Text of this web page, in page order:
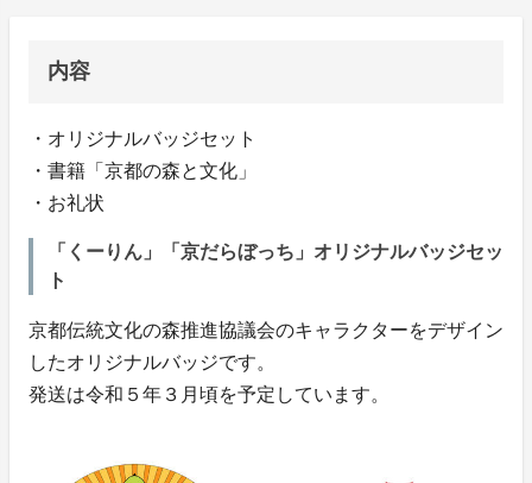
内容
・オリジナルバッジセット
・書籍「京都の森と文化」
・お礼状
「くーりん」「京だらぼっち」オリジナルバッジセッ
ト
京都伝統文化の森推進協議会のキャラクターをデザイン
したオリジナルバッジです。
発送は令和５年３月頃を予定しています。